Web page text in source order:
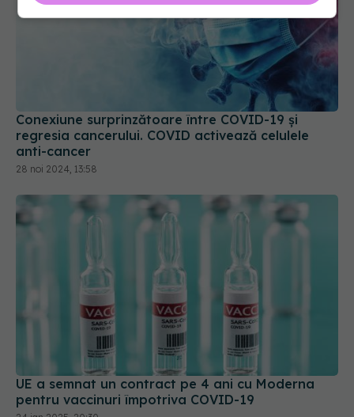
Conexiune surprinzătoare între COVID-19 și
regresia cancerului. COVID activează celulele
anti-cancer
28 noi 2024, 13:58
UE a semnat un contract pe 4 ani cu Moderna
pentru vaccinuri împotriva COVID-19